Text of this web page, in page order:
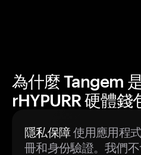
為什麼 Tangem
rHYPURR 硬體錢
隱私保障使用應用程
冊和身份驗證。我們